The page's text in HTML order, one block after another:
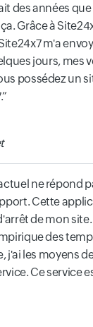
des années
Grâce à
m'a
jours, mes
possédez un
ne répond
Cette
de mon
des
j'ai les moyens
Ce service